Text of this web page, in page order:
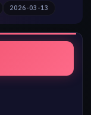
2026-03-13